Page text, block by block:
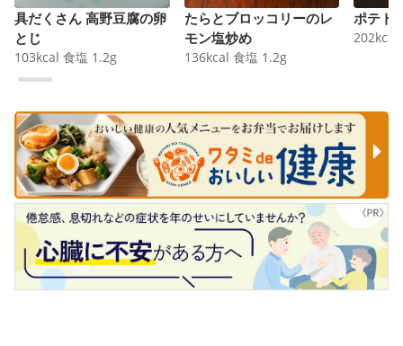
具だくさん 高野豆腐の卵
とじ
103kcal 食塩 1.2g
たらとブロッコリーのレ
モン塩炒め
136kcal 食塩 1.2g
ポテト
202kcal